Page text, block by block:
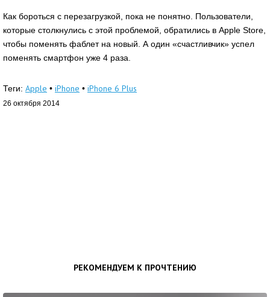
Как бороться с перезагрузкой, пока не понятно. Пользователи,
которые столкнулись с этой проблемой, обратились в Apple Store,
чтобы поменять фаблет на новый. А один «счастливчик» успел
поменять смартфон уже 4 раза.
Теги: Apple • iPhone • iPhone 6 Plus
26 октября 2014
РЕКОМЕНДУЕМ К ПРОЧТЕНИЮ